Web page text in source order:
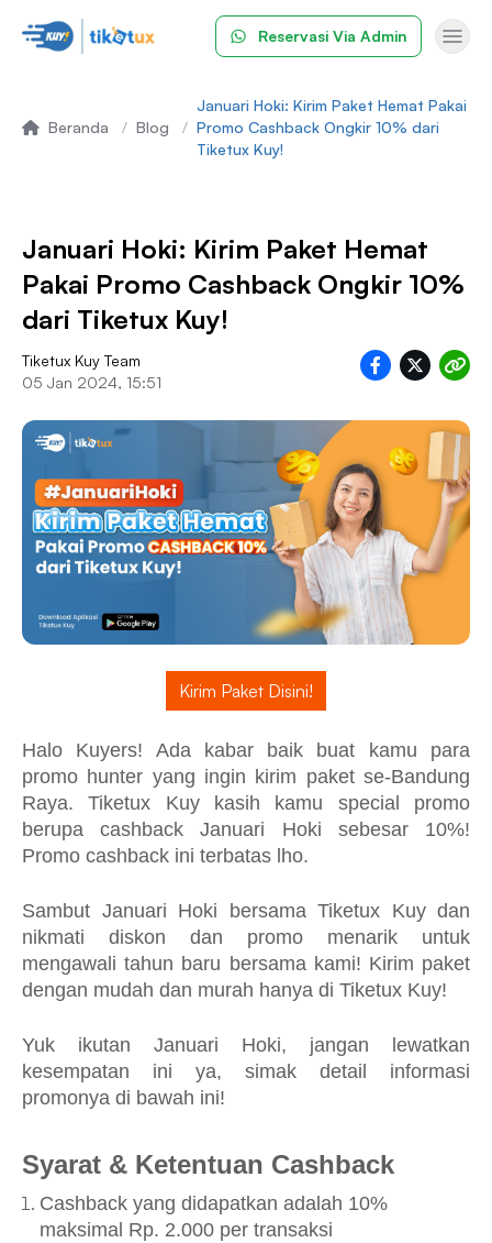
Reservasi Via Admin
Beranda / Blog /
Januari Hoki: Kirim Paket Hemat Pakai
Promo Cashback Ongkir 10% dari
Tiketux Kuy!
Januari Hoki: Kirim Paket Hemat
Pakai Promo Cashback Ongkir 10%
dari Tiketux Kuy!
Tiketux Kuy Team
05 Jan 2024, 15:51
Kirim Paket Disini!
Halo Kuyers! Ada kabar baik buat kamu para
promo hunter yang ingin kirim paket se-Bandung
Raya. Tiketux Kuy kasih kamu special promo
berupa cashback Januari Hoki sebesar 10%!
Promo cashback ini terbatas lho.
Sambut Januari Hoki bersama Tiketux Kuy dan
nikmati diskon dan promo menarik untuk
mengawali tahun baru bersama kami! Kirim paket
dengan mudah dan murah hanya di Tiketux Kuy!
Yuk ikutan Januari Hoki, jangan lewatkan
kesempatan ini ya, simak detail informasi
promonya di bawah ini!
Syarat & Ketentuan Cashback
Cashback yang didapatkan adalah 10%
maksimal Rp. 2.000 per transaksi